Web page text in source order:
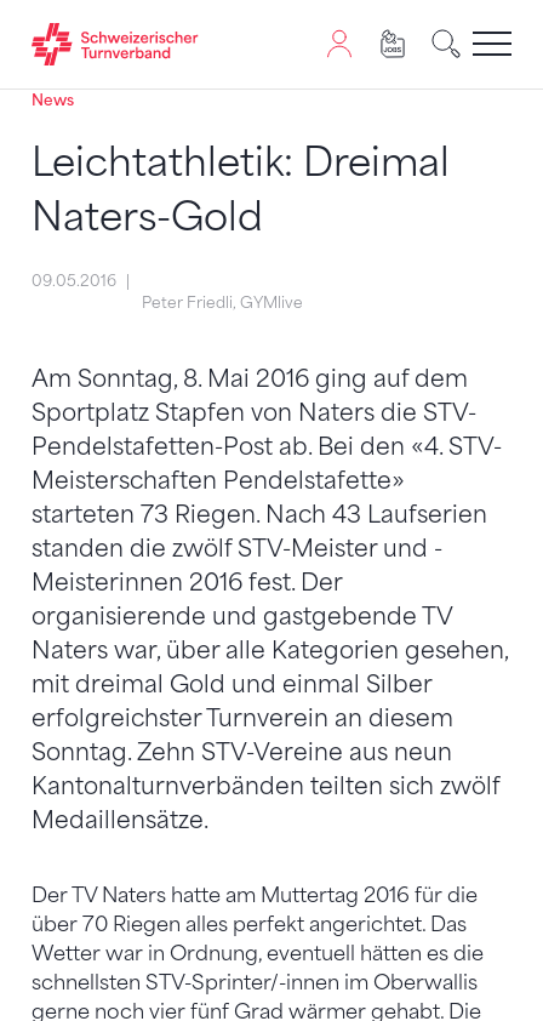
Zum Inhalt springen
Zur Sitemap navigieren
Zum Navigieren dieser Seite wird JavaScript benötigt.
News
Leichtathletik: Dreimal
Naters-Gold
09.05.2016
Peter Friedli, GYMlive
Am Sonntag, 8. Mai 2016 ging auf dem
Sportplatz Stapfen von Naters die STV-
Pendelstafetten-Post ab. Bei den «4. STV-
Meisterschaften Pendelstafette»
starteten 73 Riegen. Nach 43 Laufserien
standen die zwölf STV-Meister und -
Meisterinnen 2016 fest. Der
organisierende und gastgebende TV
Naters war, über alle Kategorien gesehen,
mit dreimal Gold und einmal Silber
erfolgreichster Turnverein an diesem
Sonntag. Zehn STV-Vereine aus neun
Kantonalturnverbänden teilten sich zwölf
Medaillensätze.
Der TV Naters hatte am Muttertag 2016 für die
über 70 Riegen alles perfekt angerichtet. Das
Wetter war in Ordnung, eventuell hätten es die
schnellsten STV-Sprinter/-innen im Oberwallis
gerne noch vier fünf Grad wärmer gehabt. Die